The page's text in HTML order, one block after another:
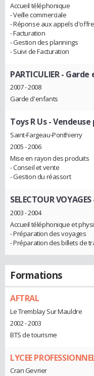
Accueil téléphonique
- Veille commerciale
- Réponse aux appels
- Facturation
- Gestion des plannings
- Suivi de Facturation
PARTICULIER- Garde
2007 - 2008
Garde d'enfants
Toys R Us-
Saint-Fargeau-Ponthierry
2005 - 2006
Mise en rayon des produits
- Conseil et vente
- Gestion du réassort
SELECTOUR VOYAGES
2003 - 2004
Accueil téléphonique et
- Préparation des voyages
- Préparation des billets de
Formations
AFTRAL
Le Tremblay Sur Mauldre
2002 - 2003
BTS de tourisme
LYCEE
Cran Gevrier